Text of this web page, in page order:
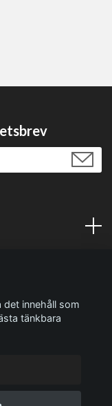
AB
innehåll som
tänkbara